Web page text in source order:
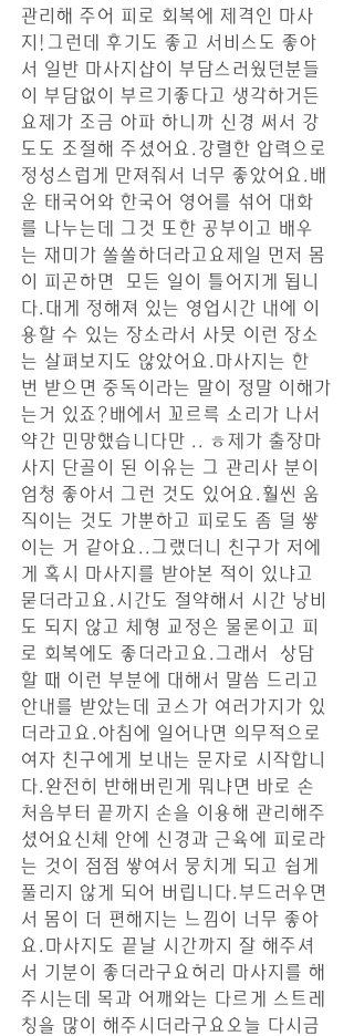
관리해 주어 피로 회복에 제격인 마사
지!그런데 후기도 좋고 서비스도 좋아
서 일반 마사지샵이 부담스러웠던분들
이 부담없이 부르기좋다고 생각하거든
요제가 조금 아파 하니까 신경 써서 강
도도 조절해 주셨어요.강렬한 압력으로
정성스럽게 만져줘서 너무 좋았어요.배
운 태국어와 한국어 영어를 섞어 대화
를 나누는데 그것 또한 공부이고 배우
는 재미가 쏠쏠하더라고요제일 먼저 몸
이 피곤하면  모든 일이 틀어지게 됩니
다.대게 정해져 있는 영업시간 내에 이
용할 수 있는 장소라서 사뭇 이런 장소
는 살펴보지도 않았어요.마사지는 한
번 받으면 중독이라는 말이 정말 이해가
는거 있죠?배에서 꼬르륵 소리가 나서
약간 민망했습니다만 .. ㅎ제가 출장마
사지 단골이 된 이유는 그 관리사 분이
엄청 좋아서 그런 것도 있어요.훨씬 움
직이는 것도 가뿐하고 피로도 좀 덜 쌓
이는 거 같아요..그랬더니 친구가 저에
게 혹시 마사지를 받아본 적이 있냐고
묻더라고요.시간도 절약해서 시간 낭비
도 되지 않고 체형 교정은 물론이고 피
로 회복에도 좋더라고요.그래서  상담
할 때 이런 부분에 대해서 말씀 드리고
안내를 받았는데 코스가 여러가지가 있
더라고요.아침에 일어나면 의무적으로
여자 친구에게 보내는 문자로 시작합니
다.완전히 반해버린게 뭐냐면 바로 손
처음부터 끝까지 손을 이용해 관리해주
셨어요신체 안에 신경과 근육에 피로라
는 것이 점점 쌓여서 뭉치게 되고 쉽게
풀리지 않게 되어 버립니다.부드러우면
서 몸이 더 편해지는 느낌이 너무 좋아
요.마사지도 끝날 시간까지 잘 해주셔
서 기분이 좋더라구요허리 마사지를 해
주시는데 목과 어깨와는 다르게 스트레
칭을 많이 해주시더라구요오늘 다시금